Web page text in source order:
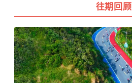
往期回顾